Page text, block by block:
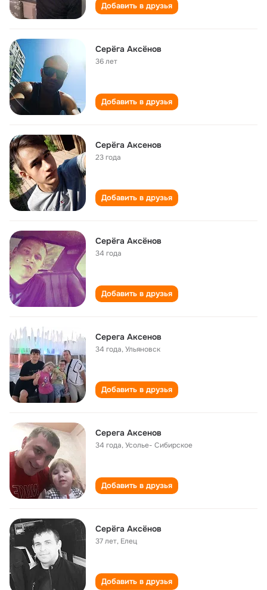
Добавить в друзья
Серёга Аксёнов
36 лет
Добавить в друзья
Серёга Аксенов
23 года
Добавить в друзья
Серёга Аксёнов
34 года
Добавить в друзья
Серега Аксенов
34 года,Ульяновск
Добавить в друзья
Серега Аксенов
34 года,Усолье- Сибирское
Добавить в друзья
Серёга Аксёнов
37 лет, Елец
Добавить в друзья